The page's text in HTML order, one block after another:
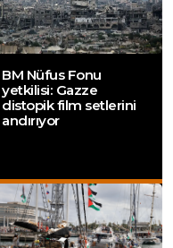
BM Nüfus Fonu
yetkilisi: Gazze
distopik film setlerini
andırıyor